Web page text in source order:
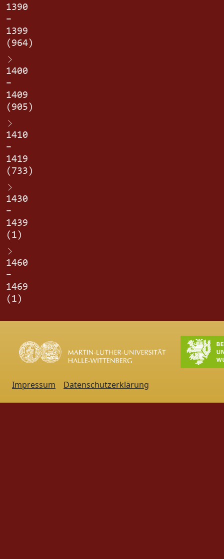
1390
–
1399
(964)
1400
–
1409
(905)
1410
–
1419
(733)
1430
–
1439
(1)
1460
–
1469
(1)
Impressum Datenschutzerklärung